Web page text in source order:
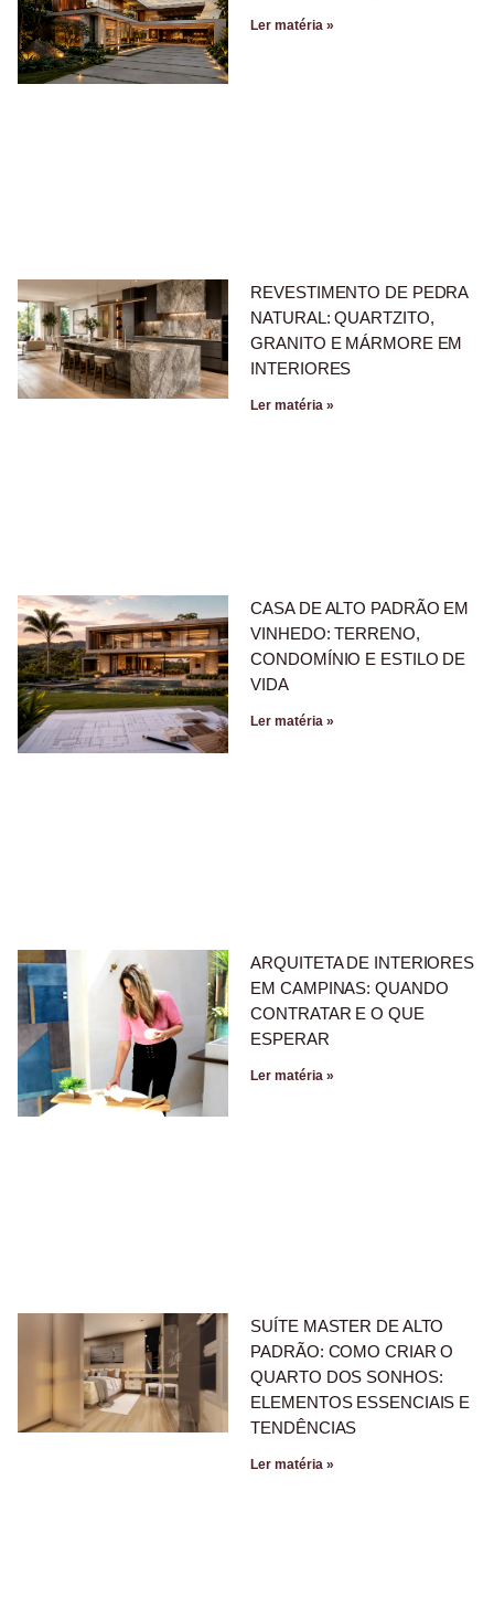
Ler matéria »
REVESTIMENTO DE PEDRA
NATURAL: QUARTZITO,
GRANITO E MÁRMORE EM
INTERIORES
Ler matéria »
CASA DE ALTO PADRÃO EM
VINHEDO: TERRENO,
CONDOMÍNIO E ESTILO DE
VIDA
Ler matéria »
ARQUITETA DE INTERIORES
EM CAMPINAS: QUANDO
CONTRATAR E O QUE
ESPERAR
Ler matéria »
SUÍTE MASTER DE ALTO
PADRÃO: COMO CRIAR O
QUARTO DOS SONHOS:
ELEMENTOS ESSENCIAIS E
TENDÊNCIAS
Ler matéria »